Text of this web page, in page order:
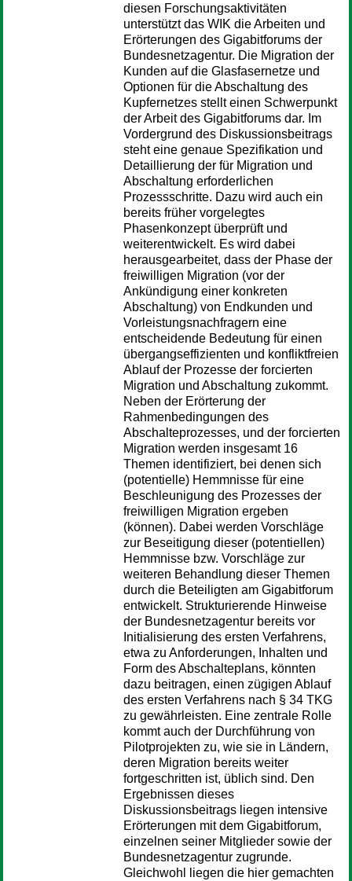
diesen Forschungsaktivitäten
unterstützt das WIK die Arbeiten und
Erörterungen des Gigabitforums der
Bundesnetzagentur. Die Migration der
Kunden auf die Glasfasernetze und
Optionen für die Abschaltung des
Kupfernetzes stellt einen Schwerpunkt
der Arbeit des Gigabitforums dar. Im
Vordergrund des Diskussionsbeitrags
steht eine genaue Spezifikation und
Detaillierung der für Migration und
Abschaltung erforderlichen
Prozessschritte. Dazu wird auch ein
bereits früher vorgelegtes
Phasenkonzept überprüft und
weiterentwickelt. Es wird dabei
herausgearbeitet, dass der Phase der
freiwilligen Migration (vor der
Ankündigung einer konkreten
Abschaltung) von Endkunden und
Vorleistungsnachfragern eine
entscheidende Bedeutung für einen
übergangseffizienten und konfliktfreien
Ablauf der Prozesse der forcierten
Migration und Abschaltung zukommt.
Neben der Erörterung der
Rahmenbedingungen des
Abschalteprozesses, und der forcierten
Migration werden insgesamt 16
Themen identifiziert, bei denen sich
(potentielle) Hemmnisse für eine
Beschleunigung des Prozesses der
freiwilligen Migration ergeben
(können). Dabei werden Vorschläge
zur Beseitigung dieser (potentiellen)
Hemmnisse bzw. Vorschläge zur
weiteren Behandlung dieser Themen
durch die Beteiligten am Gigabitforum
entwickelt. Strukturierende Hinweise
der Bundesnetzagentur bereits vor
Initialisierung des ersten Verfahrens,
etwa zu Anforderungen, Inhalten und
Form des Abschalteplans, könnten
dazu beitragen, einen zügigen Ablauf
des ersten Verfahrens nach § 34 TKG
zu gewährleisten. Eine zentrale Rolle
kommt auch der Durchführung von
Pilotprojekten zu, wie sie in Ländern,
deren Migration bereits weiter
fortgeschritten ist, üblich sind. Den
Ergebnissen dieses
Diskussionsbeitrags liegen intensive
Erörterungen mit dem Gigabitforum,
einzelnen seiner Mitglieder sowie der
Bundesnetzagentur zugrunde.
Gleichwohl liegen die hier gemachten